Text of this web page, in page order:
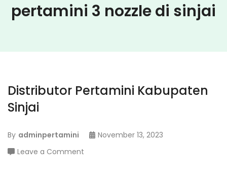
pertamini 3 nozzle di sinjai
Distributor Pertamini Kabupaten
Sinjai
By adminpertamini
November 13, 2023
Leave a Comment